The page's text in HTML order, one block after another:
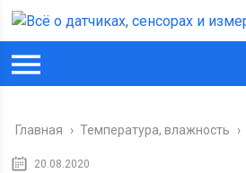
Главная › Температура, влажность ›
20.08.2020